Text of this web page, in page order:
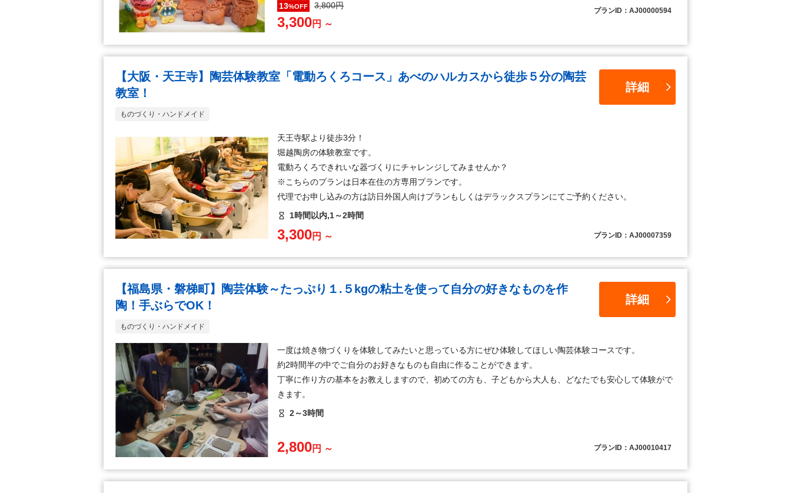
13%OFF 3,800円
3,300円 ～
プランID：AJ00000594
【大阪・天王寺】陶芸体験教室「電動ろくろコース」あべのハルカスから徒歩５分の陶芸
教室！
ものづくり・ハンドメイド
天王寺駅より徒歩3分！
堀越陶房の体験教室です。
電動ろくろできれいな器づくりにチャレンジしてみませんか？
※こちらのプランは日本在住の方専用プランです。
代理でお申し込みの方は訪日外国人向けプランもしくはデラックスプランにてご予約ください。
1時間以内,1～2時間
3,300円 ～ プランID：AJ00007359
詳細
【福島県・磐梯町】陶芸体験～たっぷり１.５kgの粘土を使って自分の好きなものを作
陶！手ぶらでOK！
ものづくり・ハンドメイド
一度は焼き物づくりを体験してみたいと思っている方にぜひ体験してほしい陶芸体験コースです。
約2時間半の中でご自分のお好きなものも自由に作ることができます。
丁寧に作り方の基本をお教えしますので、初めての方も、子どもから大人も、どなたでも安心して体験がで
きます。
2～3時間
2,800円 ～ プランID：AJ00010417
詳細